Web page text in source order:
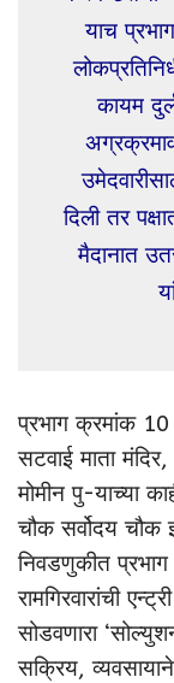
याच
कायम
दिली तर
मैदानात
प्रभाग क्रमांक 10
सटवाई माता
मोमीन पु-याच्या
चौक सर्वोदय चौक
निवडणुकीत
रामगिरवारांची
सोडवणारा
सक्रिय,